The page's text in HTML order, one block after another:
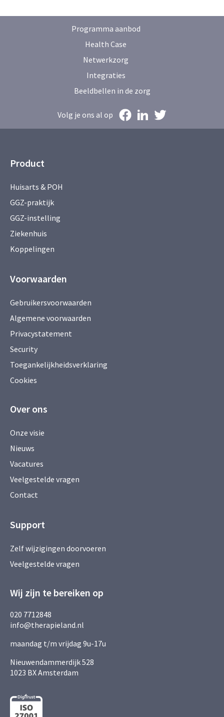
Programma aanbod
Health Case
Netwerkzorg
Integraties
Beeldbellen in de zorg
Volg je ons al op
Product
Huisarts & POH
GGZ-praktijk
GGZ-instelling
Ziekenhuis
Koppelingen
Voorwaarden
Gebruikersvoorwaarden
Algemene voorwaarden
Privacystatement
Security
Toegankelijkheidsverklaring
Cookies
Over ons
Onze visie
Nieuws
Vacatures
Veelgestelde vragen
Contact
Support
Zelf wijzigingen doorvoeren
Veelgestelde vragen
Wij zijn te bereiken op
020 7712848
info@therapieland.nl
maandag t/m vrijdag 9u-17u
Nieuwendammerdijk 528
1023 BX Amsterdam